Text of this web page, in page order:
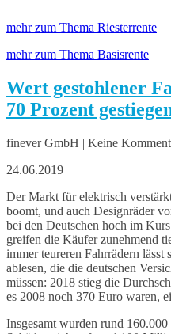
mehr zum Thema Riesterrente
mehr zum Thema Basisrente
Wert gestohlener
70 Prozent
finever GmbH | Keine
24.06.2019
Der Markt für elektrisch
boomt, und auch Designräder
bei den Deutschen hoch im
greifen die Käufer zunehmend
immer teureren Fahrrädern lässt
ablesen, die die deutschen
müssen: 2018 stieg die
es 2008 noch 370 Euro waren,
Insgesamt wurden rund